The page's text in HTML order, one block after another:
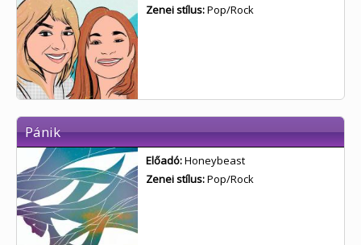
Zenei stílus:Pop/Rock
Pánik
Előadó:Honeybeast
Zenei stílus:Pop/Rock